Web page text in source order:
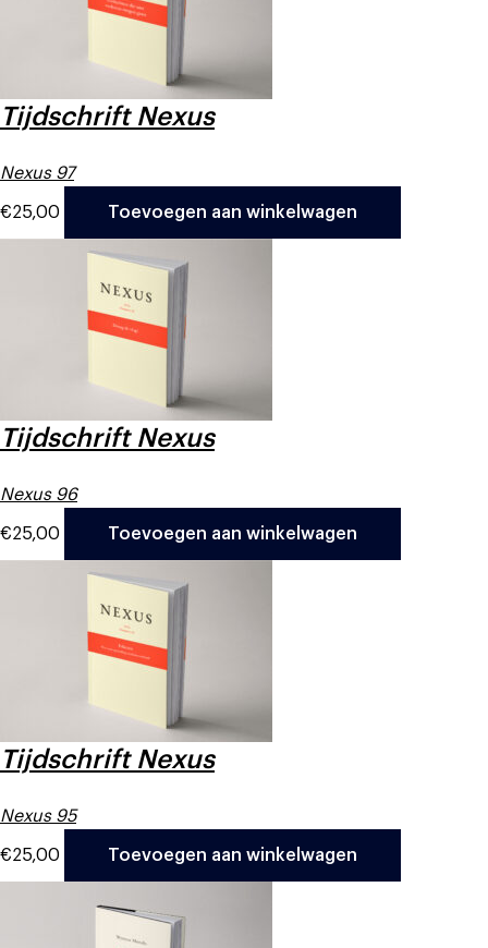
Tijdschrift Nexus
Nexus 97
€25,00 Toevoegen aan winkelwagen
Tijdschrift Nexus
Nexus 96
€25,00 Toevoegen aan winkelwagen
Tijdschrift Nexus
Nexus 95
€25,00 Toevoegen aan winkelwagen